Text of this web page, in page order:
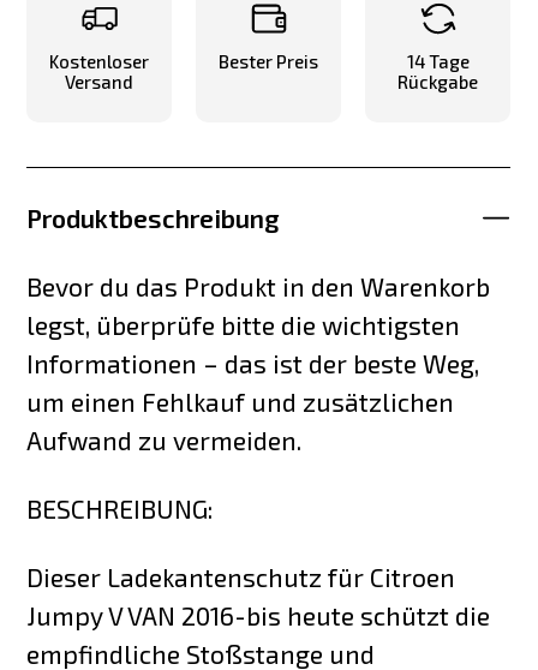
Kostenloser
Versand
Bester Preis
14 Tage
Rückgabe
Produktbeschreibung
Bevor du das Produkt in den Warenkorb
legst, überprüfe bitte die wichtigsten
Informationen – das ist der beste Weg,
um einen Fehlkauf und zusätzlichen
Aufwand zu vermeiden.
BESCHREIBUNG:
Dieser Ladekantenschutz für Citroen
Jumpy V VAN 2016-bis heute schützt die
empfindliche Stoßstange und